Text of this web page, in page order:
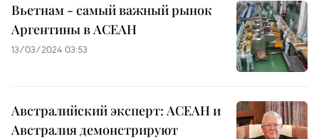
Вьетнам - самый важный рынок
Аргентины в АСЕАН
13/03/2024 03:53
Австралийский эксперт: АСЕАН и
Австралия демонстрируют